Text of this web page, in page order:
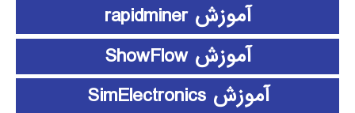
آموزش rapidminer
آموزش ShowFlow
آموزش SimElectronics